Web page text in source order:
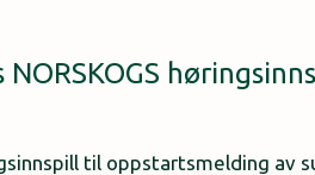
til oppstartsmelding av